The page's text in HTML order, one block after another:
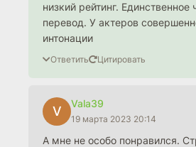
низкий рейтинг. Единственное
перевод. У актеров
интонации
Ответить Цитировать
V
Vala39
19 марта 2023 20:14
А мне не особо понравился. Странная мать